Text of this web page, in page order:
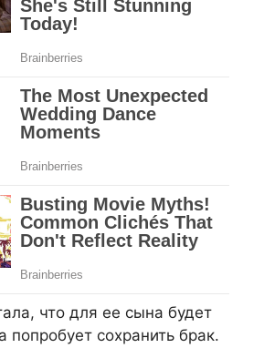
что для ее сына будет
попробует сохранить брак.